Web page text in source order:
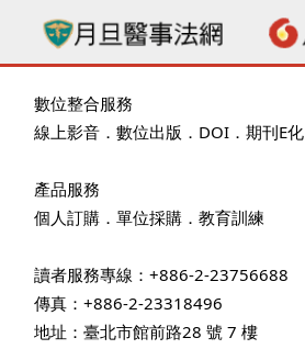
數位整合服務
線上影音 ．數位出版 ． DOI ．期刊E化
產品服務
個人訂購 ．單位採購 ．教育訓練
讀者服務專線：+886-2-23756688
傳真：+886-2-23318496
地址：臺北市館前路28 號 7 樓